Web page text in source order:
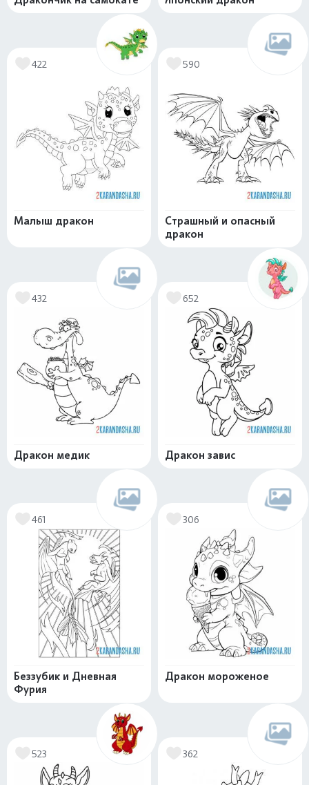
422
Малыш дракон
590
Страшный и опасный
дракон
432
Дракон медик
652
Дракон завис
461
Беззубик и Дневная
Фурия
306
Дракон мороженое
523 362